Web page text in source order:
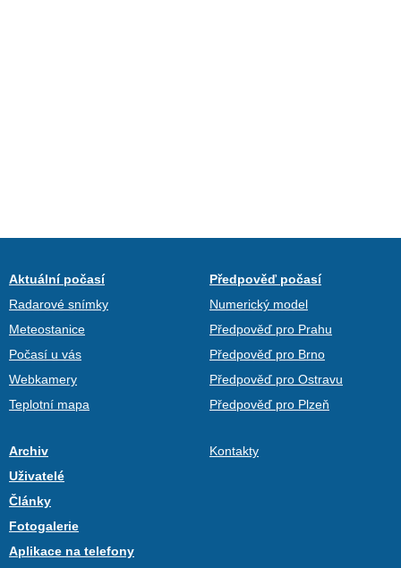
Aktuální počasí
Radarové snímky
Meteostanice
Počasí u vás
Webkamery
Teplotní mapa
Předpověď počasí
Numerický model
Předpověď pro Prahu
Předpověď pro Brno
Předpověď pro Ostravu
Předpověď pro Plzeň
Archiv
Uživatelé
Články
Fotogalerie
Aplikace na telefony
Kontakty